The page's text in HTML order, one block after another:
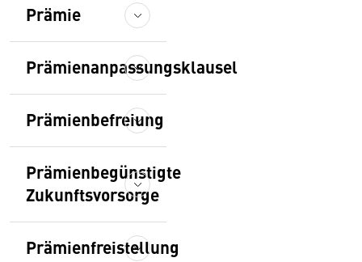
Prämie
Prämienanpassungsklausel
Prämienbefreiung
Prämienbegünstigte
Zukunftsvorsorge
Prämienfreistellung